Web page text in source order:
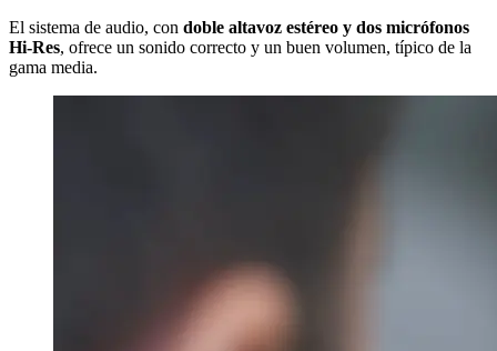
El sistema de audio, con doble altavoz estéreo y dos micrófonos
Hi-Res, ofrece un sonido correcto y un buen volumen, típico de la
gama media.